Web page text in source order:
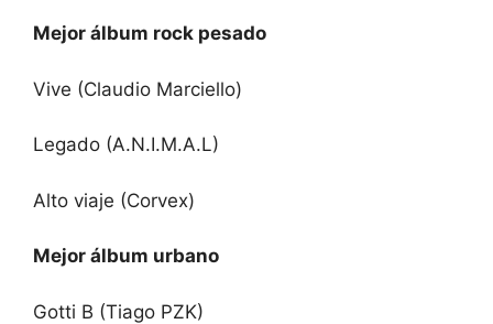
Mejor álbum rock pesado
Vive (Claudio Marciello)
Legado (A.N.I.M.A.L)
Alto viaje (Corvex)
Mejor álbum urbano
Gotti B (Tiago PZK)